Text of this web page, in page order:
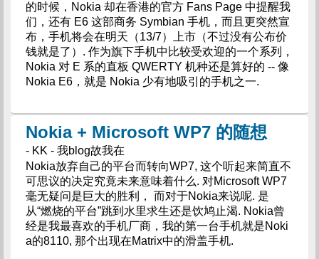
的时候，Nokia 却在香港的官方 Fans Page 中提醒我
们，还有 E6 这部商务 Symbian 手机，而且更突然宣
布，手机将会在明天（13/7）上市（不过没有公布价
钱就是了）. 作为旗下手机中比较受欢迎的一个系列，
Nokia 对 E 系的直板 QWERTY 机种还是算好的 -- 像
Nokia E6，就是 Nokia 少有地吸引的手机之一.
Nokia + Microsoft WP7 的随想
- KK - 我blog故我在
Nokia放弃自己的平台而转向WP7, 这个听起来简直不
可思议的决定究竟未来意味着什么. 对Microsoft WP7
毫无疑问是巨大的胜利， 而对于Nokia来说呢. 是
从“燃烧的平台”跳到水里求生还是饮鸠止渴. Nokia曾
经是我最喜欢的手机厂商，我的第一台手机就是Noki
a的8110, 那个出现在Matrix中的滑盖手机.